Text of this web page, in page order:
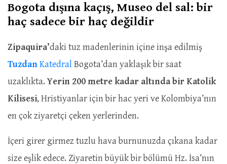
Bogota dışına kaçış, Museo del sal: bir
haç sadece bir haç değildir
Zipaquira’daki tuz madenlerinin içine inşa edilmiş
TuzdanKatedralBogota’dan yaklaşık bir saat
uzaklıkta.Yerin 200 metre kadar altında bir Katolik
Kilisesi, Hristiyanlar için bir hac yeri ve Kolombiya’nın
en çok ziyaretçi çeken yerlerinden.
İçeri girer girmez tuzlu hava burnunuzda çıkana kadar
size eşlik edece. Ziyaretin büyük bir bölümü Hz. İsa’nın